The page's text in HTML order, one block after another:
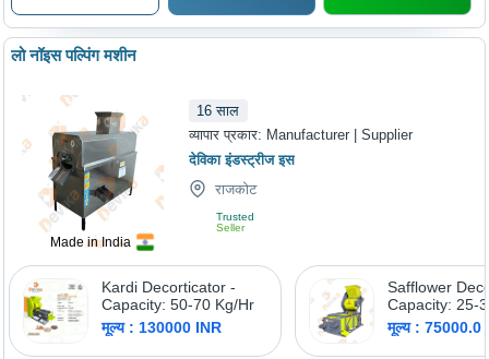
Made in India
लो नॉइस पल्पिंग मशीन
16 साल
व्यापार प्रकार: Manufacturer | Supplier
देविका इंडस्ट्रीज इस
राजकोट
Trusted
Seller
Kardi Decorticator -
Capacity: 50-70 Kg/Hr
मूल्य : 130000 INR
Safflower
Capacity: 25-
Kg/Hr
मूल्य : 75000.0